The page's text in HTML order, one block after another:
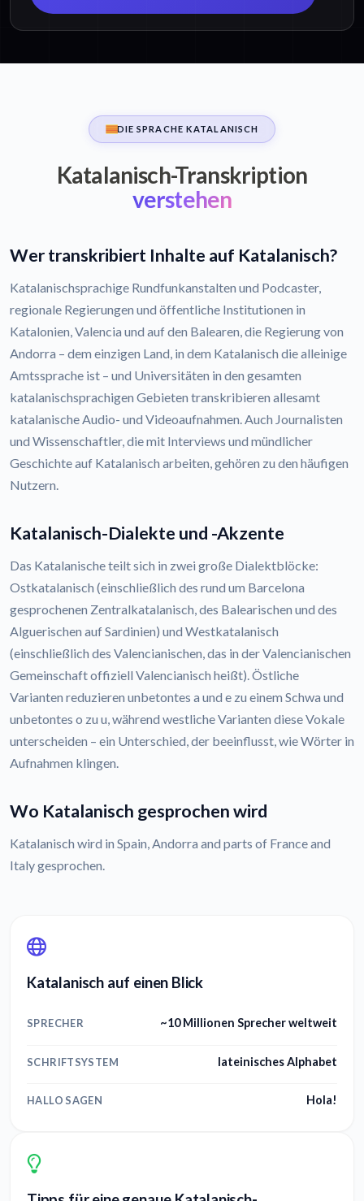
DIE SPRACHE KATALANISCH
Katalanisch-Transkription
verstehen
Wer transkribiert Inhalte auf Katalanisch?
Katalanischsprachige Rundfunkanstalten und Podcaster,
regionale Regierungen und öffentliche Institutionen in
Katalonien, Valencia und auf den Balearen, die Regierung von
Andorra – dem einzigen Land, in dem Katalanisch die alleinige
Amtssprache ist – und Universitäten in den gesamten
katalanischsprachigen Gebieten transkribieren allesamt
katalanische Audio- und Videoaufnahmen. Auch Journalisten
und Wissenschaftler, die mit Interviews und mündlicher
Geschichte auf Katalanisch arbeiten, gehören zu den häufigen
Nutzern.
Katalanisch-Dialekte und -Akzente
Das Katalanische teilt sich in zwei große Dialektblöcke:
Ostkatalanisch (einschließlich des rund um Barcelona
gesprochenen Zentralkatalanisch, des Balearischen und des
Alguerischen auf Sardinien) und Westkatalanisch
(einschließlich des Valencianischen, das in der Valencianischen
Gemeinschaft offiziell Valencianisch heißt). Östliche
Varianten reduzieren unbetontes a und e zu einem Schwa und
unbetontes o zu u, während westliche Varianten diese Vokale
unterscheiden – ein Unterschied, der beeinflusst, wie Wörter in
Aufnahmen klingen.
Wo Katalanisch gesprochen wird
Katalanisch wird in Spain, Andorra and parts of France and
Italy gesprochen.
Katalanisch auf einen Blick
SPRECHER ~10 Millionen Sprecher weltweit
SCHRIFTSYSTEM lateinisches Alphabet
HALLO SAGEN Hola!